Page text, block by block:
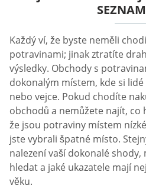
Každý ví, že byste neměli
potravinami; jinak ztratíte
výsledky. Obchody s
dokonalým místem, kde si
nebo vejce. Pokud chodíte
obchodů a nemůžete najít, co
že jsou potraviny místem
jste vybrali špatné místo.
nalezení vaší dokonalé
hledat a jaké ukazatele mají
věku.